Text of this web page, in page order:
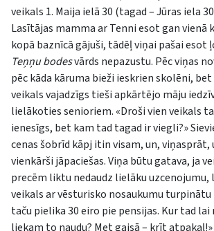
veikals 1. Maija ielā 30 (tagad – Jūras iela
Lasītājas mamma ar Tenni esot gan vienā
kopā baznīcā gājuši, tādēļ viņai pašai esot
Teņņu bodesvārds nepazustu. Pēc viņas
pēc kāda kāruma bieži ieskrien skolēni,
veikals vajadzīgs tieši apkārtējo māju
lielākoties senioriem. «Droši vien veikals
ienesīgs, bet kam tad tagad ir viegli?»
cenas šobrīd kāpj itin visam, un,
vienkārši jāpaciešas. Viņa būtu gatava, ja
precēm liktu nedaudz lielāku
veikals ar vēsturisko nosaukumu turpinātu
taču pielika 30 eiro pie pensijas. Kur tad lai
liekam to naudu? Met gaisā – krīt